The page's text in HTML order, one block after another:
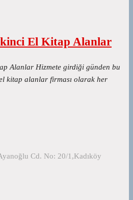
El Kitap Alanlar
Alanlar Hizmete girdiği günden bu
kitap alanlar firması olarak her
Cd. No: 20/1,Kadıköy